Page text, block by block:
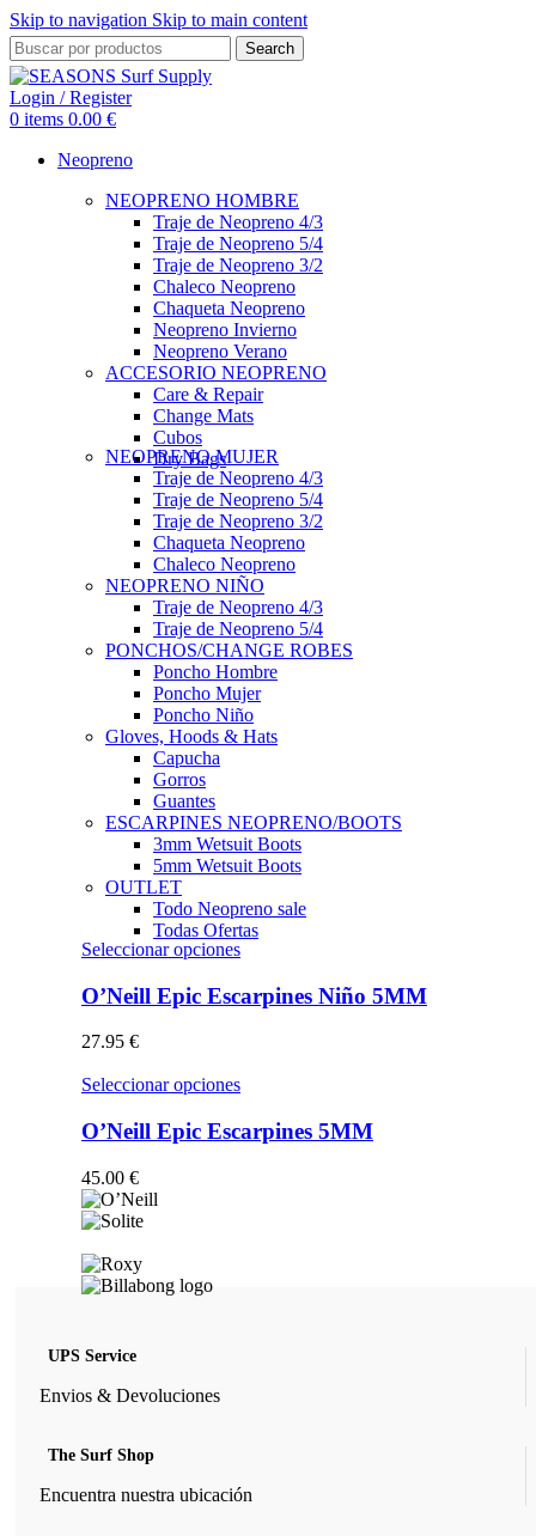
Skip to navigation Skip to main content
Search
Login / Register
0 items 0.00 €
Neopreno
NEOPRENO HOMBRE
Traje de Neopreno 4/3
Traje de Neopreno 5/4
Traje de Neopreno 3/2
Chaleco Neopreno
Chaqueta Neopreno
Neopreno Invierno
Neopreno Verano
ACCESORIO NEOPRENO
Care & Repair
Change Mats
Cubos
Dry Bags
NEOPRENO MUJER
Traje de Neopreno 4/3
Traje de Neopreno 5/4
Traje de Neopreno 3/2
Chaqueta Neopreno
Chaleco Neopreno
NEOPRENO NIÑO
Traje de Neopreno 4/3
Traje de Neopreno 5/4
PONCHOS/CHANGE ROBES
Poncho Hombre
Poncho Mujer
Poncho Niño
Gloves, Hoods & Hats
Capucha
Gorros
Guantes
ESCARPINES NEOPRENO/BOOTS
3mm Wetsuit Boots
5mm Wetsuit Boots
OUTLET
Todo Neopreno sale
Todas Ofertas
Seleccionar opcionesEste
tiene
múltiples
opciones
se
pueden
elegir
O’Neill Epic Escarpines Niño 5MM
27.95 €
Seleccionar opcionesEste
tiene
múltiples
O’Neill Epic Escarpines 5MM
45.00 €
UPS Service
Envios & Devoluciones
The Surf Shop
Encuentra nuestra ubicación